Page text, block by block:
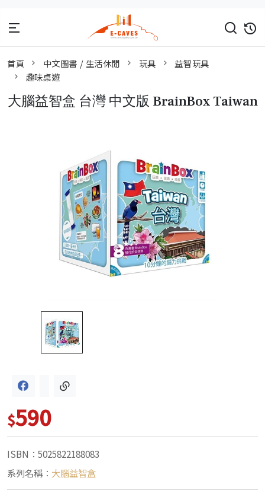
首頁 中文圖書 / 生活休閒 玩具
益智玩具
趣味桌遊
大腦益智盒 台灣 中文版 BrainBox Taiwan
$590
ISBN：5025822188083
系列名稱： 大腦益智盒